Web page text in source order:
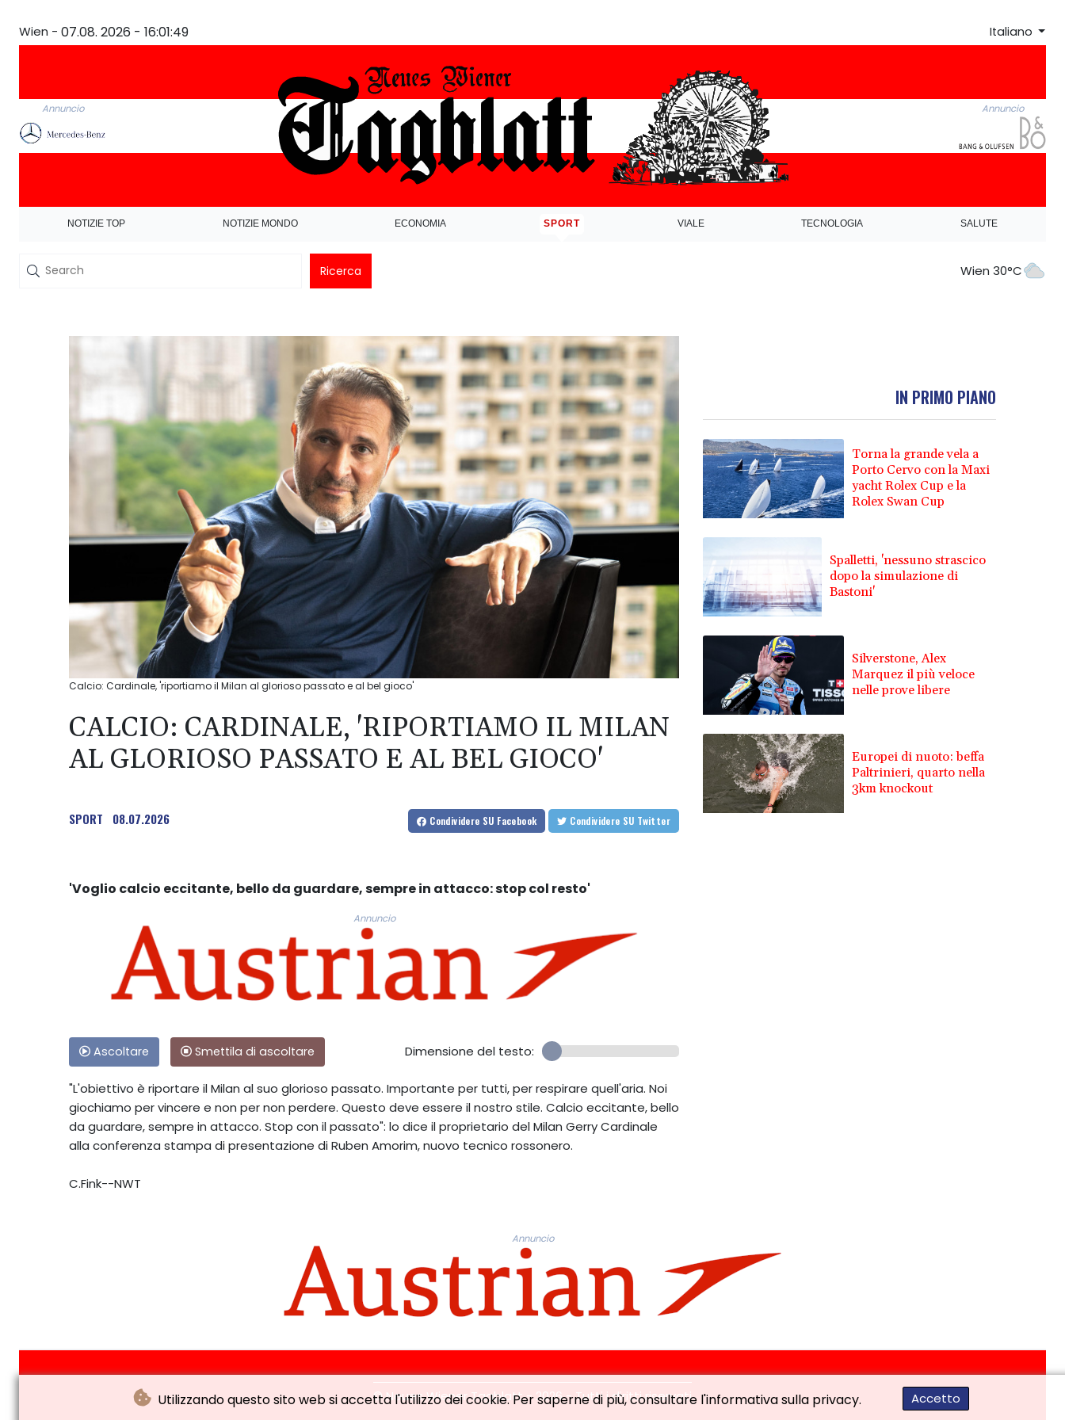
Utilizzando questo sito web si accetta l'utilizzo dei cookie. Per saperne di più, consultare l'informativa sulla privacy. Accetto
Wien - 07.08. 2026 - 16:01:49 Italiano
Annuncio Annuncio
NOTIZIE TOP NOTIZIE MONDO ECONOMIA SPORT VIALE TECNOLOGIA SALUTE
Ricerca Wien 30°C
Calcio: Cardinale, 'riportiamo il Milan al glorioso passato e al bel gioco'
CALCIO: CARDINALE, 'RIPORTIAMO IL MILAN
AL GLORIOSO PASSATO E AL BEL GIOCO'
SPORT 08.07.2026 Condividere SU Facebook Condividere SU Twitter
'Voglio calcio eccitante, bello da guardare, sempre in attacco: stop col resto'
Annuncio
Ascoltare Smettila di ascoltare Dimensione del testo:
"L'obiettivo è riportare il Milan al suo glorioso passato. Importante per tutti, per respirare quell'aria. Noi
giochiamo per vincere e non per non perdere. Questo deve essere il nostro stile. Calcio eccitante, bello
da guardare, sempre in attacco. Stop con il passato": lo dice il proprietario del Milan Gerry Cardinale
alla conferenza stampa di presentazione di Ruben Amorim, nuovo tecnico rossonero.
C.Fink--NWT
IN PRIMO PIANO
Torna la grande vela a
Porto Cervo con la Maxi
yacht Rolex Cup e la
Rolex Swan Cup
Spalletti, 'nessuno strascico
dopo la simulazione di
Bastoni'
Silverstone, Alex
Marquez il più veloce
nelle prove libere
Europei di nuoto: beffa
Paltrinieri, quarto nella
3km knockout
Annuncio
© Neues Wiener Tagblatt - 2026 - Tutti i diritti riservati